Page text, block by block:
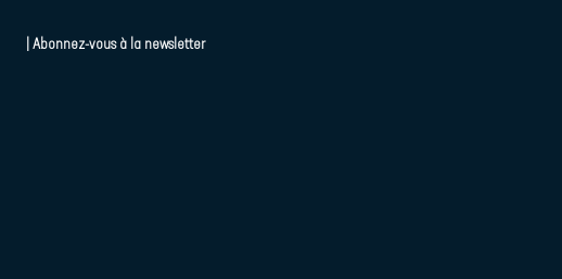
| Abonnez-vous à la newsletter